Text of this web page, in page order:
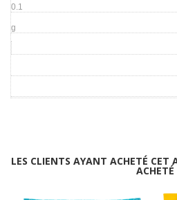
0.1
g
LES CLIENTS AYANT ACHETÉ CET
ACHETÉ